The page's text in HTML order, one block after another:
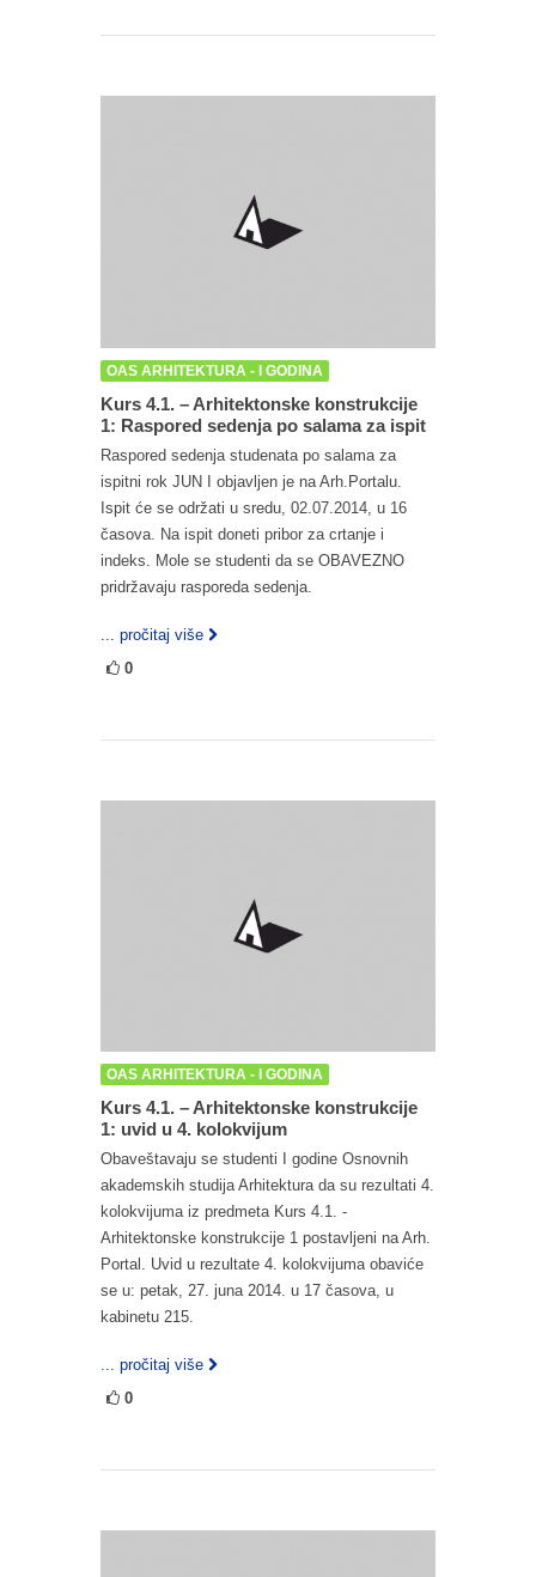
OAS ARHITEKTURA - I GODINA
Kurs 4.1. – Arhitektonske konstrukcije
1: Raspored sedenja po salama za ispit
Raspored sedenja studenata po salama za
ispitni rok JUN I objavljen je na Arh.Portalu.
Ispit će se održati u sredu, 02.07.2014, u 16
časova. Na ispit doneti pribor za crtanje i
indeks. Mole se studenti da se OBAVEZNO
pridržavaju rasporeda sedenja.
... pročitaj više
0
OAS ARHITEKTURA - I GODINA
Kurs 4.1. – Arhitektonske konstrukcije
1: uvid u 4. kolokvijum
Obaveštavaju se studenti I godine Osnovnih
akademskih studija Arhitektura da su rezultati 4.
kolokvijuma iz predmeta Kurs 4.1. -
Arhitektonske konstrukcije 1 postavljeni na Arh.
Portal. Uvid u rezultate 4. kolokvijuma obaviće
se u: petak, 27. juna 2014. u 17 časova, u
kabinetu 215.
... pročitaj više
0